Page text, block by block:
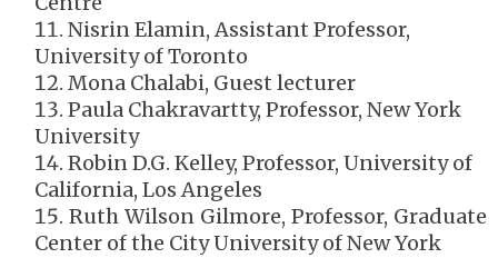
Nisrin Elamin, Assistant Professor,
University of Toronto
Mona Chalabi, Guest lecturer
Paula Chakravartty, Professor, New York
University
Robin D.G. Kelley, Professor, University of
California, Los Angeles
Ruth Wilson Gilmore, Professor, Graduate
Center of the City University of New York